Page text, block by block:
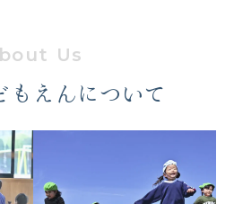
もえんについて